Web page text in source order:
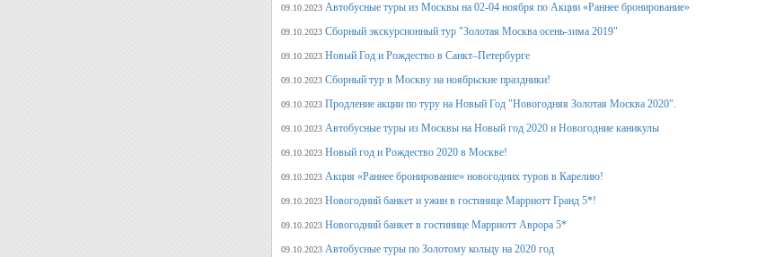
09.10.2023 Автобусные туры из Москвы на 02-04 ноября по Акции «Раннее бронирование»
09.10.2023 Сборный экскурсионный тур "Золотая Москва осень-зима 2019"
09.10.2023 Новый Год и Рождество в Санкт–Петербурге
09.10.2023 Сборный тур в Москву на ноябрьские праздники!
09.10.2023 Продление акции по туру на Новый Год "Новогодняя Золотая Москва 2020".
09.10.2023 Автобусные туры из Москвы на Новый год 2020 и Новогодние каникулы
09.10.2023 Новый год и Рождество 2020 в Москве!
09.10.2023 Акция «Раннее бронирование» новогодних туров в Карелию!
09.10.2023 Новогодний банкет и ужин в гостинице Марриотт Гранд 5*!
09.10.2023 Новогодний банкет в гостинице Марриотт Аврора 5*
09.10.2023 Автобусные туры по Золотому кольцу на 2020 год